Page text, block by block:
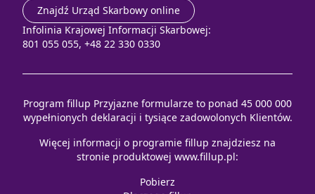
Znajdź Urząd Skarbowy online
Infolinia Krajowej Informacji Skarbowej:
801 055 055, +48 22 330 0330
Program fillup Przyjazne formularze to ponad 45 000 000
wypełnionych deklaracji i tysiące zadowolonych Klientów.
Więcej informacji o programie fillup znajdziesz na
stronie produktowej www.fillup.pl:
Pobierz